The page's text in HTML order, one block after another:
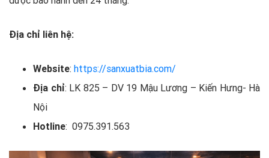
Địa chỉ liên hệ:
Website: https://sanxuatbia.com/
Địa chỉ: LK 825 – DV 19 Mậu Lương – Kiến Hưng- Hà
Nội
Hotline: 0975.391.563